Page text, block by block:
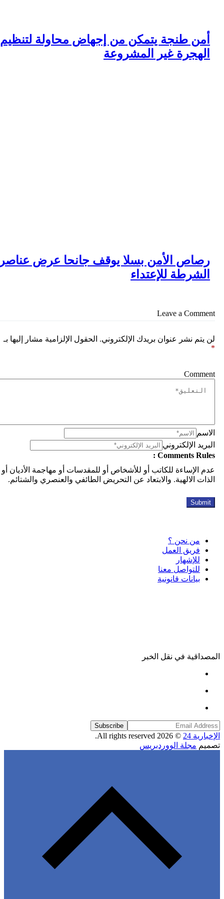
طنجة يتمكن من إجهاض محاولة لتنظيم
غير المشروعة
الأمن بسلا يوقف جانحا عرض عناصر
للإعتداء
Leave a
نشر عنوان بريدك الإلكتروني. الحقول الإلزامية مشار إليها بـ
الإلكتروني
Comments
الإساءة للكاتب أو للأشخاص أو للمقدسات أو مهاجمة الأديان أو
الالهية. والابتعاد عن التحريض الطائفي والعنصري والشتائم.
من نحن ؟
فريق العمل
للإشهار
للتواصل معنا
بيانات قانونية
في نقل الخبر
Subscribe
24
© 2026 All rights reserved.
مجلة الووردبريس